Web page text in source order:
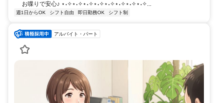
お喋りで安心♪ ⋆˖✧⋆˖✧⋆˖✧⋆˖✧⋆˖✧⋆˖✧⋆˖✧⋆˖✧...
週1日からOK シフト自由 即日勤務OK シフト制
アルバイト・パート